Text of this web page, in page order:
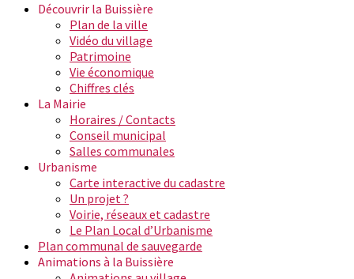
Découvrir la Buissière
Plan de la ville
Vidéo du village
Patrimoine
Vie économique
Chiffres clés
La Mairie
Horaires / Contacts
Conseil municipal
Salles communales
Urbanisme
Carte interactive du cadastre
Un projet ?
Voirie, réseaux et cadastre
Le Plan Local d’Urbanisme
Plan communal de sauvegarde
Animations à la Buissière